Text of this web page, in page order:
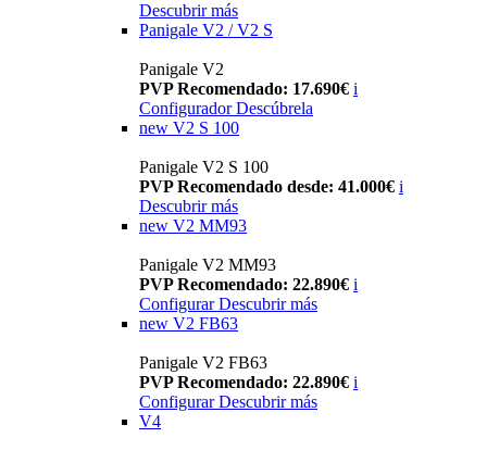
Descubrir más
Panigale V2 / V2 S
Panigale V2
PVP Recomendado: 17.690€ i
Configurador Descúbrela
new V2 S 100
Panigale V2 S 100
PVP Recomendado desde: 41.000€ i
Descubrir más
new V2 MM93
Panigale V2 MM93
PVP Recomendado: 22.890€ i
Configurar Descubrir más
new V2 FB63
Panigale V2 FB63
PVP Recomendado: 22.890€ i
Configurar Descubrir más
V4